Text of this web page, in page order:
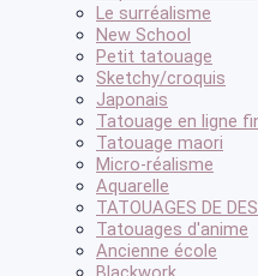
Le surréalisme
New School
Petit tatouage
Sketchy/croquis
Japonais
Tatouage en ligne
Tatouage maori
Micro-réalisme
Aquarelle
TATOUAGES DE
Tatouages d'anime
Ancienne école